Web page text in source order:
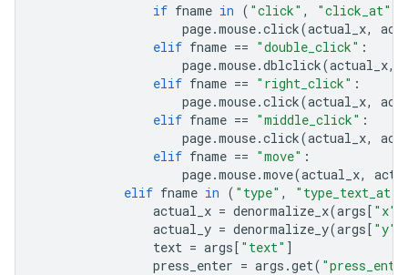
if fname in ( "click" , "click_at"
page.mouse.click(actual_x,
elif fname == "double_click" :
page.mouse.dblclick(actual_x,
elif fname == "right_click" :
page.mouse.click(actual_x,
elif fname == "middle_click" :
page.mouse.click(actual_x,
elif fname == "move" :
page.mouse.move(actual_x,
elif fname in ( "type" , "type_text_at"
actual_x = denormalize_x(args[ "x"
actual_y = denormalize_y(args[ "y"
text = args[ "text" ]
press_enter = args .get(